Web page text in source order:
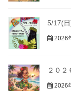
5/17(
2026
２０２
2026